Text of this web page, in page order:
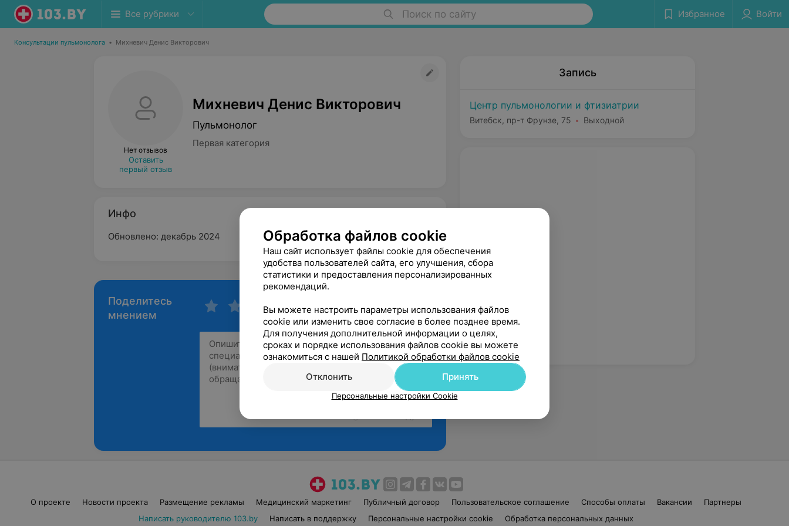
Все рубрики Поиск по сайту Избранное Войти
Консультации пульмонолога • Михневич Денис Викторович
Нет отзывов
Оставить
первый отзыв
Михневич Денис Викторович
Пульмонолог
Первая категория
Инфо
Обновлено: декабрь 2024
Поделитесь
мнением
Запись
Центр пульмонологии и фтизиатрии
Витебск, пр-т Фрунзе, 75 Выходной
О проекте Новости проекта Размещение рекламы Медицинский маркетинг Публичный договор Пользовательское соглашение Способы оплаты Вакансии
Партнеры
Написать руководителю 103.by
Написать в поддержку Персональные настройки cookie Обработка персональных данных
Обработка файлов cookie
Наш сайт использует файлы cookie для обеспечения
удобства пользователей сайта, его улучшения, сбора
статистики и предоставления персонализированных
рекомендаций.
Вы можете настроить параметры использования файлов
cookie или изменить свое согласие в более позднее время.
Для получения дополнительной информации о целях,
сроках и порядке использования файлов cookie вы можете
ознакомиться с нашей Политикой обработки файлов cookie
Отклонить
Принять
Персональные настройки Cookie